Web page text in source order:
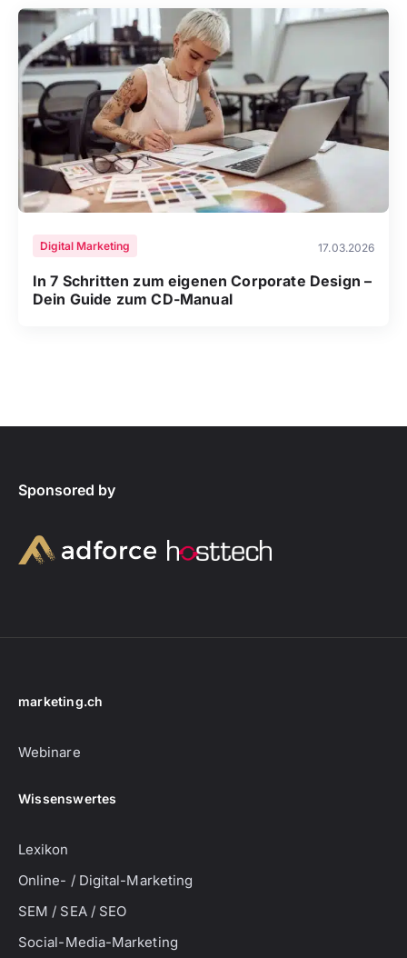
Digital Marketing 17.03.2026
In 7 Schritten zum eigenen Corporate Design –
Dein Guide zum CD-Manual
Sponsored by
marketing.ch
Webinare
Wissenswertes
Lexikon
Online- / Digital-Marketing
SEM / SEA / SEO
Social-Media-Marketing